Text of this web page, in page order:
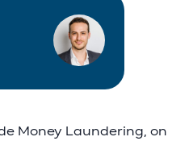
Money Laundering, on